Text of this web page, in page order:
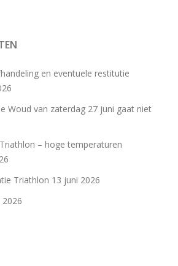
en eventuele restitutie
Woud van zaterdag 27 juni gaat niet
– hoge temperaturen
Triathlon 13 juni 2026